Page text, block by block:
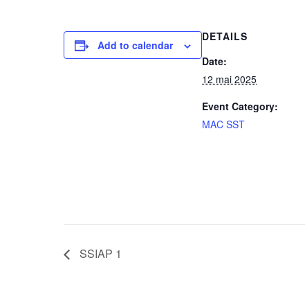
Add to calendar
DETAILS
Date:
12 mai 2025
Event Category:
MAC SST
SSIAP 1